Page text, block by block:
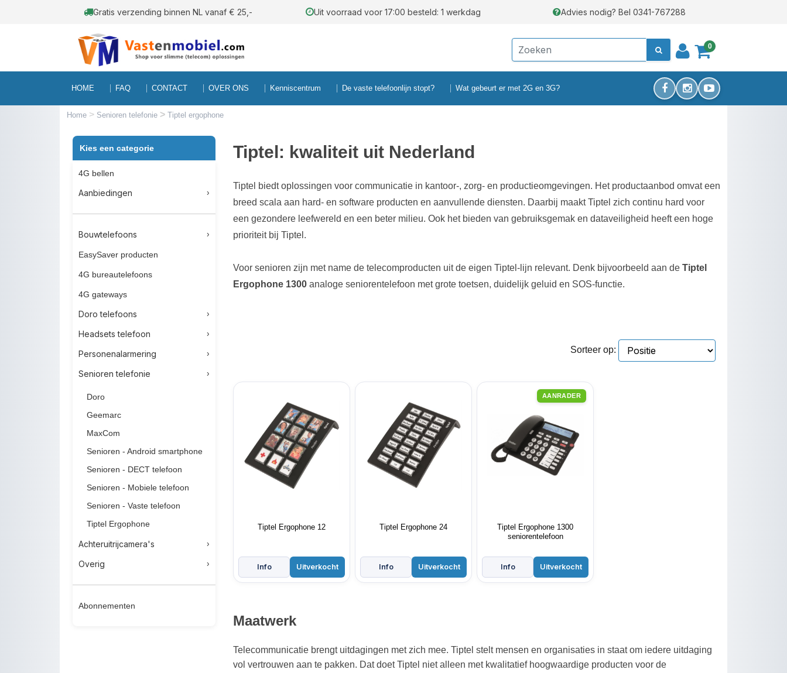
Gratis verzending binnen NL vanaf € 25,- Uit voorraad voor 17:00 besteld: 1 werkdag Advies nodig? Bel 0341-767288
0
HOME FAQ CONTACT OVER ONS Kenniscentrum De vaste telefoonlijn stopt? Wat gebeurt er met 2G en 3G?
Home > Senioren telefonie > Tiptel ergophone
Kies een categorie
4G bellen
Aanbiedingen
Bouwtelefoons
EasySaver producten
4G bureautelefoons
4G gateways
Doro telefoons
Headsets telefoon
Personenalarmering
Senioren telefonie
Doro
Geemarc
MaxCom
Senioren - Android smartphone
Senioren - DECT telefoon
Senioren - Mobiele telefoon
Senioren - Vaste telefoon
Tiptel Ergophone
Achteruitrijcamera's
Overig
Abonnementen
Tiptel: kwaliteit uit Nederland
Tiptel biedt oplossingen voor communicatie in kantoor-, zorg- en productieomgevingen. Het productaanbod omvat een
breed scala aan hard- en software producten en aanvullende diensten. Daarbij maakt Tiptel zich continu hard voor
een gezondere leefwereld en een beter milieu. Ook het bieden van gebruiksgemak en dataveiligheid heeft een hoge
prioriteit bij Tiptel.
Voor senioren zijn met name de telecomproducten uit de eigen Tiptel-lijn relevant. Denk bijvoorbeeld aan de Tiptel
Ergophone 1300 analoge seniorentelefoon met grote toetsen, duidelijk geluid en SOS-functie.
Sorteer op:
Tiptel Ergophone 12 Tiptel Ergophone 24
AANRADER
Tiptel Ergophone 1300
seniorentelefoon
Maatwerk
Telecommunicatie brengt uitdagingen met zich mee. Tiptel stelt mensen en organisaties in staat om iedere uitdaging
vol vertrouwen aan te pakken. Dat doet Tiptel niet alleen met kwalitatief hoogwaardige producten voor de